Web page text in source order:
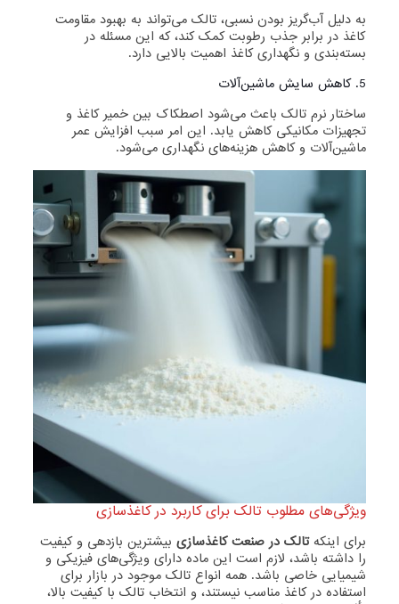
به دلیل آب‌گریز بودن نسبی، تالک می‌تواند به بهبود مقاومت
کاغذ در برابر جذب رطوبت کمک کند، که این مسئله در
بسته‌بندی و نگهداری کاغذ اهمیت بالایی دارد.
5. کاهش سایش ماشین‌آلات
ساختار نرم تالک باعث می‌شود اصطکاک بین خمیر کاغذ و
تجهیزات مکانیکی کاهش یابد. این امر سبب افزایش عمر
ماشین‌آلات و کاهش هزینه‌های نگهداری می‌شود.
ویژگی‌های مطلوب تالک برای کاربرد در کاغذسازی
برای اینکهتالک در صنعت کاغذسازیبیشترین بازدهی و کیفیت
را داشته باشد، لازم است این ماده دارای ویژگی‌های فیزیکی و
شیمیایی خاصی باشد. همه انواع تالک موجود در بازار برای
استفاده در کاغذ مناسب نیستند، و انتخاب تالک با کیفیت بالا،